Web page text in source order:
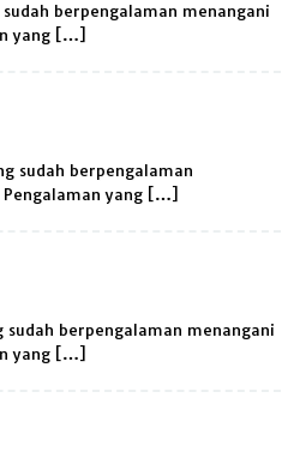
berpengalaman menangani
yang […]
sudah berpengalaman
Pengalaman yang […]
sudah berpengalaman menangani
yang […]